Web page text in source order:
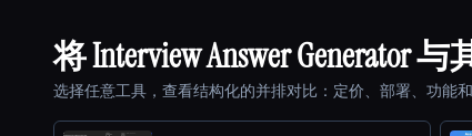
将 Interview Answer Generator
选择任意工具，查看结构化的并排对比：定价、部署、功能和